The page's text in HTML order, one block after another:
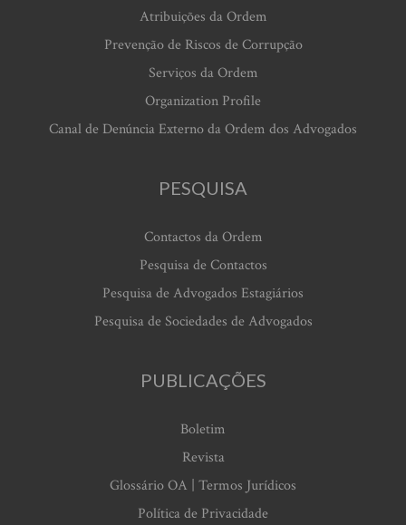
Atribuições da Ordem
Prevenção de Riscos de Corrupção
Serviços da Ordem
Organization Profile
Canal de Denúncia Externo da Ordem dos Advogados
PESQUISA
Contactos da Ordem
Pesquisa de Contactos
Pesquisa de Advogados Estagiários
Pesquisa de Sociedades de Advogados
PUBLICAÇÕES
Boletim
Revista
Glossário OA | Termos Jurídicos
Política de Privacidade